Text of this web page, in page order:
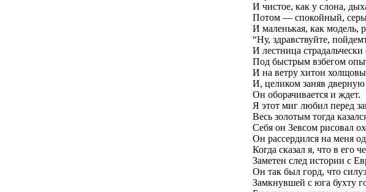
И чистое, как у слона,
Потом — спокойный,
И маленькая, как модель,
“Ну, здравствуйте,
И лестница
Под быстрым взбегом
И на ветру хитон
И, целиком заняв дверную
Он оборачивается и ждет.
Я этот миг любил перед
Весь золотым тогда
Себя он Зевсом рисовал
Он рассердился на меня
Когда сказал я, что в его
Заметен след истории с
Он так был горд, что
Замкнувшей с юга бухту